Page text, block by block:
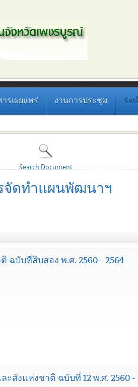
ารเผยแพร่ งานการประชุม ระ
Search Document
จัดทำแผนพัฒนาฯ
บับที่สิบสอง พ.ศ. 2560 - 2564
งแห่งชาติ ฉบับที่ 12 พ.ศ. 2560 -